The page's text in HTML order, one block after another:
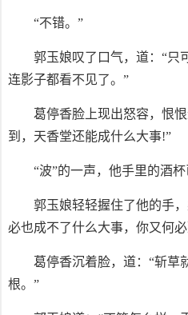
“不错。”
郭玉娘叹了口气，道：“只
连影子都看不见了。”
葛停香脸上现出怒容，恨
到，天香堂还能成什么大事!”
“波”的一声，他手里的酒杯
郭玉娘轻轻握住了他的手
必也成不了什么大事，你又何
葛停香沉着脸，道：“斩草
根。”